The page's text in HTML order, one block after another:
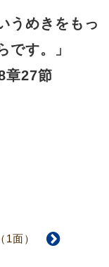
うめきをもっ
です。」
章27節
1面）